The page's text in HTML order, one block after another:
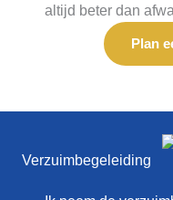
altijd beter dan
Plan
Verzuimbegeleiding